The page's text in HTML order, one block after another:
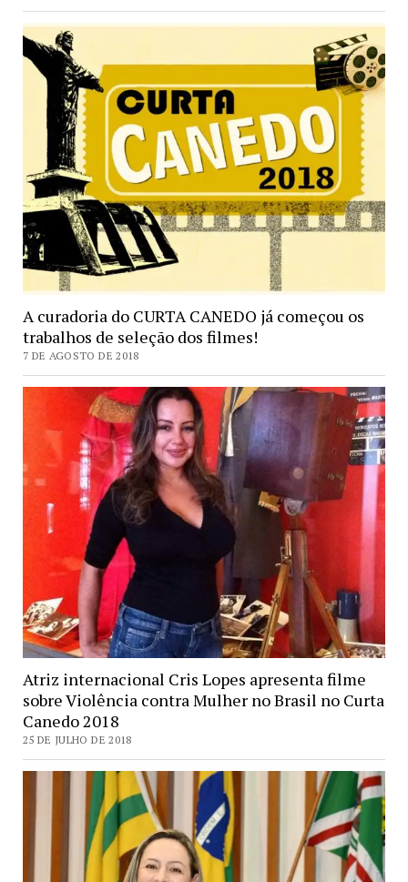
A curadoria do CURTA CANEDO já começou os
trabalhos de seleção dos filmes!
7 DE AGOSTO DE 2018
Atriz internacional Cris Lopes apresenta filme
sobre Violência contra Mulher no Brasil no Curta
Canedo 2018
25 DE JULHO DE 2018